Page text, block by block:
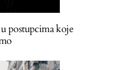
postupcima koje